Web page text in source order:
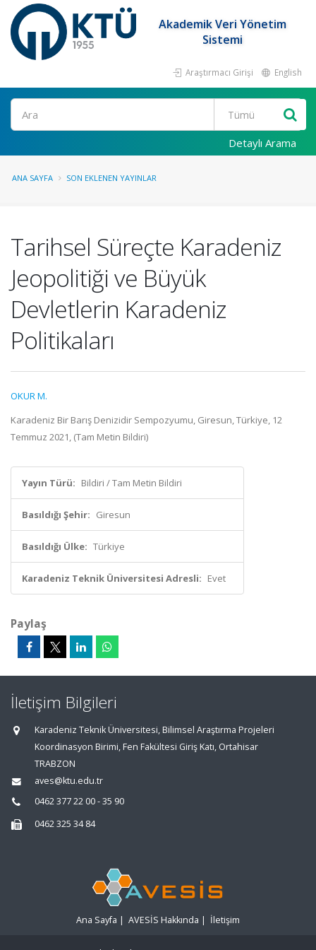
Akademik Veri Yönetim
Sistemi
Araştırmacı Girişi English
Ara
Detaylı Arama
ANA SAYFA SON EKLENEN YAYINLAR
Tarihsel Süreçte Karadeniz
Jeopolitiği ve Büyük
Devletlerin Karadeniz
Politikaları
OKUR M.
Karadeniz Bir Barış Denizidir Sempozyumu, Giresun, Türkiye, 12
Temmuz 2021, (Tam Metin Bildiri)
Yayın Türü: Bildiri / Tam Metin Bildiri
Basıldığı Şehir: Giresun
Basıldığı Ülke: Türkiye
Karadeniz Teknik Üniversitesi Adresli: Evet
Paylaş
İletişim Bilgileri
Karadeniz Teknik Üniversitesi, Bilimsel Araştırma Projeleri
Koordinasyon Birimi, Fen Fakültesi Giriş Katı, Ortahisar
TRABZON
aves@ktu.edu.tr
0462 377 22 00 - 35 90
0462 325 34 84
Ana Sayfa | AVESİS Hakkında | İletişim